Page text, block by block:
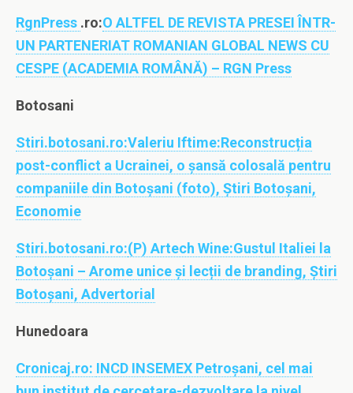
RgnPress .ro:O ALTFEL DE REVISTA PRESEI ÎNTR-
UN PARTENERIAT ROMANIAN GLOBAL NEWS CU
CESPE (ACADEMIA ROMÂNĂ) – RGN Press
Botosani
Stiri.botosani.ro:Valeriu Iftime:Reconstrucția
post-conflict a Ucrainei, o șansă colosală pentru
companiile din Botoșani (foto), Știri Botoșani,
Economie
Stiri.botosani.ro:(P) Artech Wine:Gustul Italiei la
Botoșani – Arome unice și lecții de branding, Știri
Botoșani, Advertorial
Hunedoara
Cronicaj.ro: INCD INSEMEX Petroșani, cel mai